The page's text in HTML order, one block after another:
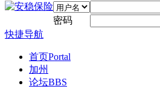
密码
快捷导航
首页Portal
加州
论坛BBS